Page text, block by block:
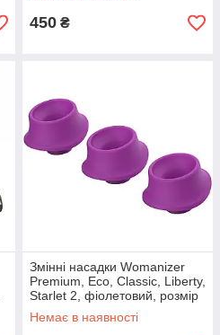
450 ₴
Змінні насадки Womanizer
Premium, Eco, Classic, Liberty,
Starlet 2, фіолетовий, розмір
L
Немає в наявності